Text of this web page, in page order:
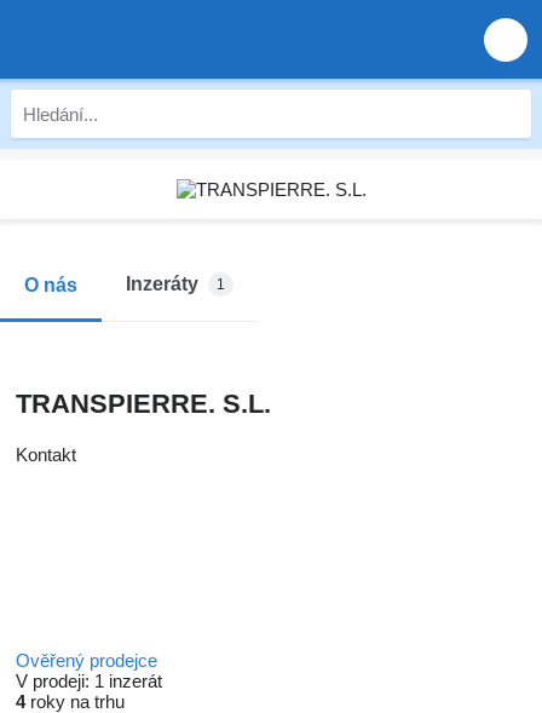
O nás Inzeráty 1
TRANSPIERRE. S.L.
Kontakt
Ověřený prodejce
V prodeji: 1 inzerát
4roky na trhu